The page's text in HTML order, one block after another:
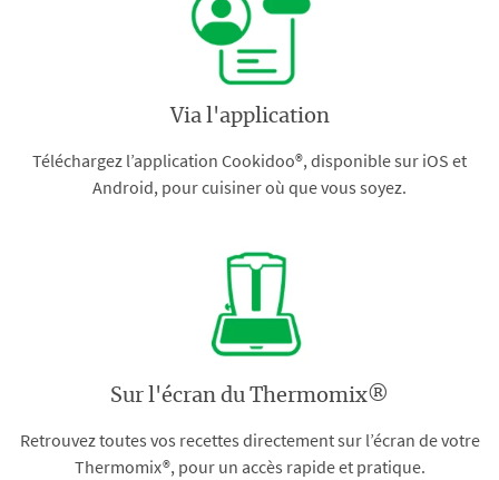
Via l'application
Téléchargez l’application Cookidoo®, disponible sur iOS et
Android, pour cuisiner où que vous soyez.
Sur l'écran du Thermomix®
Retrouvez toutes vos recettes directement sur l’écran de votre
Thermomix®, pour un accès rapide et pratique.